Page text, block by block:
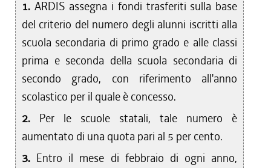
1. ARDIS assegna i fondi trasferiti sulla base
del criterio del numero degli alunni iscritti alla
scuola secondaria di primo grado e alle classi
prima e seconda della scuola secondaria di
secondo grado, con riferimento all'anno
scolastico per il quale è concesso.
2. Per le scuole statali, tale numero è
aumentato di una quota pari al 5 per cento.
3. Entro il mese di febbraio di ogni anno,